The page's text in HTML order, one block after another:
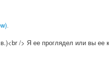
.
/> Я ее проглядел или вы ее